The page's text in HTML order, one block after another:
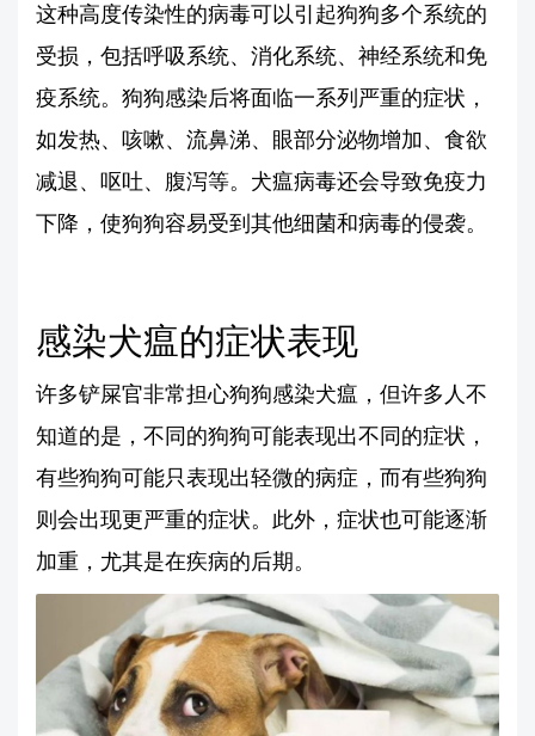
这种高度传染性的病毒可以引起狗狗多个系统的
受损，包括呼吸系统、消化系统、神经系统和免
疫系统。狗狗感染后将面临一系列严重的症状，
如发热、咳嗽、流鼻涕、眼部分泌物增加、食欲
减退、呕吐、腹泻等。犬瘟病毒还会导致免疫力
下降，使狗狗容易受到其他细菌和病毒的侵袭。
感染犬瘟的症状表现
许多铲屎官非常担心狗狗感染犬瘟，但许多人不
知道的是，不同的狗狗可能表现出不同的症状，
有些狗狗可能只表现出轻微的病症，而有些狗狗
则会出现更严重的症状。此外，症状也可能逐渐
加重，尤其是在疾病的后期。